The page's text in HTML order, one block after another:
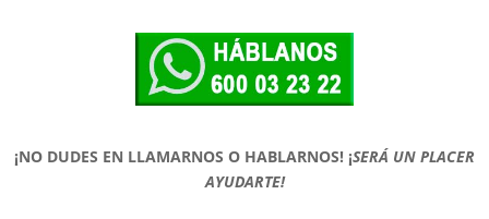
¡NO DUDES EN LLAMARNOS O HABLARNOS! ¡SERÁ UN PLACER
AYUDARTE!